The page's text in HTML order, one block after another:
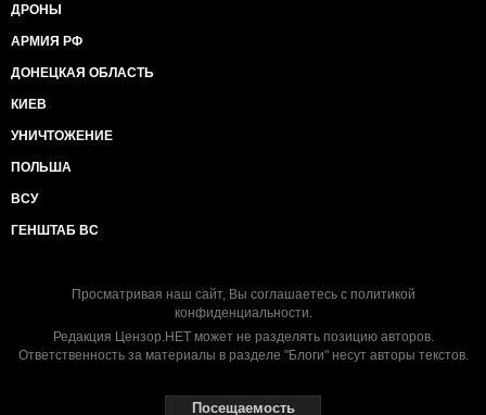
ДРОНЫ
АРМИЯ РФ
ДОНЕЦКАЯ ОБЛАСТЬ
КИЕВ
УНИЧТОЖЕНИЕ
ПОЛЬША
ВСУ
ГЕНШТАБ ВС
Просматривая наш сайт, Вы соглашаетесь с политикой
конфиденциальности.
Редакция Цензор.НЕТ может не разделять позицию авторов.
Ответственность за материалы в разделе "Блоги" несут авторы текстов.
Посещаемость